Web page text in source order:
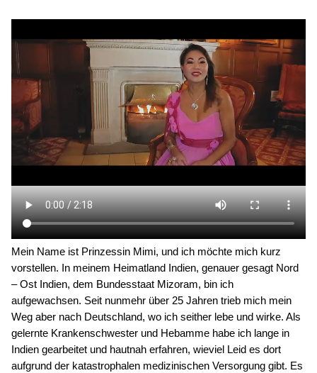
Mein Name ist Prinzessin Mimi, und ich möchte mich kurz
vorstellen. In meinem Heimatland Indien, genauer gesagt Nord
– Ost Indien, dem Bundesstaat Mizoram, bin ich
aufgewachsen. Seit nunmehr über 25 Jahren trieb mich mein
Weg aber nach Deutschland, wo ich seither lebe und wirke. Als
gelernte Krankenschwester und Hebamme habe ich lange in
Indien gearbeitet und hautnah erfahren, wieviel Leid es dort
aufgrund der katastrophalen medizinischen Versorgung gibt. Es